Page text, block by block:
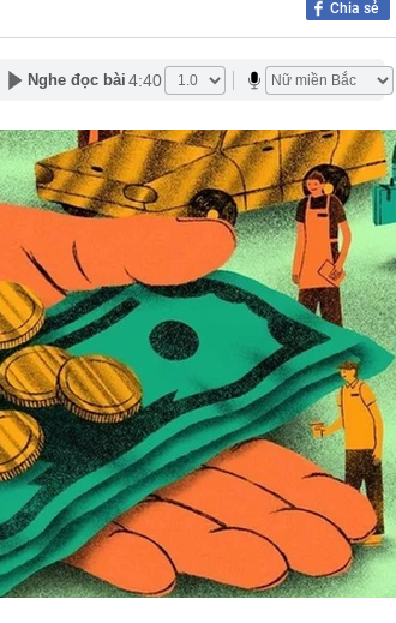
trọng nơi tổ chức hôn lễ của Ronaldo -
đêm, có quản gia riêng và hồ bơi vô
với nền kinh tế 23.000 tỷ USD, phá vỡ
Triệu Thị Tâm SN 1971
ngân vốn đầu tư công
vụ tài chính, cư dân bị 'treo' sổ hồng
tinh dầu vào lõi cuộn giấy vệ sinh?
dụng
đóng phim khác ai ngờ nổi tiếng hơn,
giới
mở startup: Được mệnh danh "quái kiệt
phát minh xuất sắc nhất thế giới
người dùng VNeID thực hiện giao dịch
Chia sẻ
Nghe đọc bài 4:40